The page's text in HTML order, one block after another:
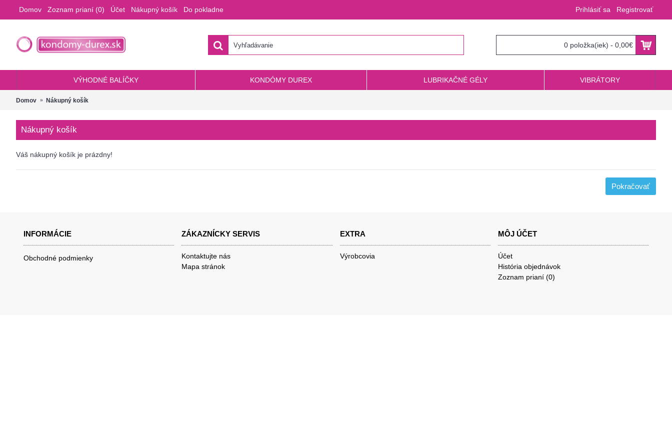
Domov Zoznam prianí (0) Účet Nákupný košík Do pokladne Prihlásiť sa Registrovať
0 položka(iek) - 0,00€
VÝHODNÉ BALÍČKY KONDÓMY DUREX LUBRIKAČNÉ GÉLY VIBRÁTORY
Domov Nákupný košík
Nákupný košík
Váš nákupný košík je prázdny!
Pokračovať
INFORMÁCIE
Obchodné podmienky
ZÁKAZNÍCKY SERVIS
Kontaktujte nás
Mapa stránok
EXTRA
Výrobcovia
MÔJ ÚČET
Účet
História objednávok
Zoznam prianí (0)